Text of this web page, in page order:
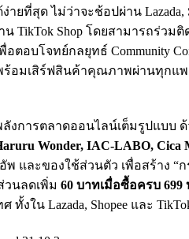
สุด ไม่ว่าจะช้อปผ่าน Lazada,
น TikTok Shop โดยสามารถร่ว
อบโจทย์กลยุทธ์ Community
พร้อมเสิร์ฟสินค้าคุณภาพผ่านทุก
งการตลาดออนไลน์เต็มรูปแบบ
Wonder, IAC-LABO, Cica
และของใช้ส่วนตัว เพื่อสร้าง “
นลดเพิ่ม 60 บาทเมื่อซื้อครบ 699
งใน Lazada, Shopee และ